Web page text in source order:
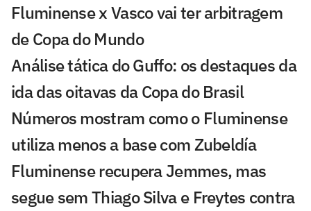
Fluminense x Vasco vai ter arbitragem
de Copa do Mundo
Análise tática do Guffo: os destaques da
ida das oitavas da Copa do Brasil
Números mostram como o Fluminense
utiliza menos a base com Zubeldía
Fluminense recupera Jemmes, mas
segue sem Thiago Silva e Freytes contra